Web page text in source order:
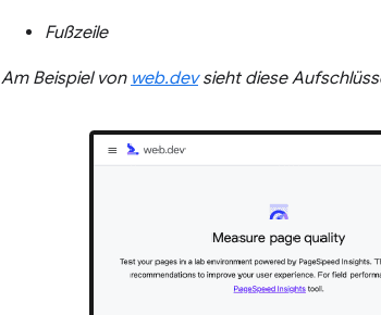
Fußzeile
Am Beispiel von web.devsieht diese